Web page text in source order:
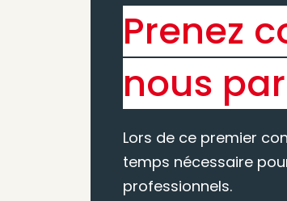
Prenez
nous
Lors de ce premier
temps nécessaire
professionnels.